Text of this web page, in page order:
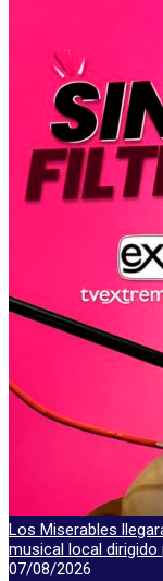
Los Miserables
musical local
07/08/2026